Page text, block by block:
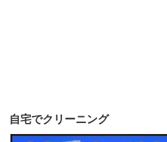
自宅でクリーニング